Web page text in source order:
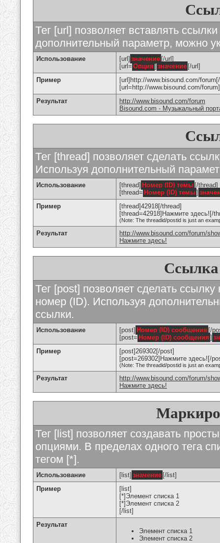
Тег [url] позволяет вставлять
дополнительный параметр, можно
Использование [url] значение [/url]
[url= Опция ] значение [/url]
Пример
[url]http://www.bisound.com/
[url=http://www.bisound.com/
Результат
http://www.bisound.com/forum
Bisound.com - Музыкальный
Тег [thread] позволяет сделать
Используя дополнительный
Использование [thread] Номер (ID) темы [/thread]
[thread= Номер (ID) темы]
Пример
[thread]42918[/thread]
[thread=42918]Нажмите здесь![/
(Note: The threadid/postid is just an
Результат
http://www.bisound.com/forum/
Нажмите здесь!
Ссылка
Тег [post] позволяет сделать
номер (ID). Используя
ссылки.
Использование [post] Номер (ID) сообщения [/
[post= Номер (ID) сообщения ]
Пример
[post]269302[/post]
[post=269302]Нажмите здесь![/
(Note: The threadid/postid is just an
Результат
http://www.bisound.com/forum/
Нажмите здесь!
Тег [list] позволяет создавать
опциями. В пределах одного тега
тегом [*].
Использование [list] значение [/list]
Пример
[list]
[*]Элемент списка 1
[*]Элемент списка 2
[/list]
Результат
Элемент списка 1
Элемент списка 2